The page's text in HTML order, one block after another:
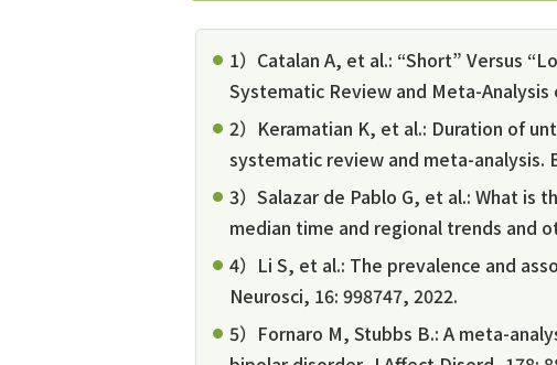
1）Catalan A, et al.: “Short” Versus
Systematic Review and Meta-
2）Keramatian K, et al.: Duration of
systematic review and meta-analysis.
3）Salazar de Pablo G, et al.: What is
median time and regional trends and
4）Li S, et al.: The prevalence and
Neurosci, 16: 998747, 2022.
5）Fornaro M, Stubbs B.: A meta-